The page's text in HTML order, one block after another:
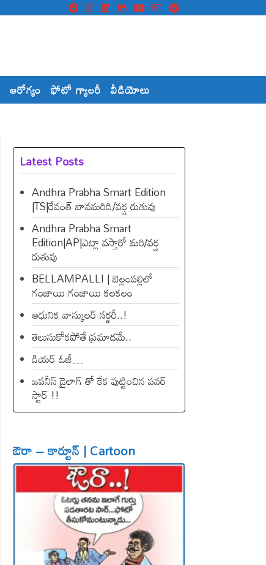
ఆరోగ్యం ఫోటో గ్యాలరీ వీడియోలు
Latest Posts
Andhra Prabha Smart Edition
|TS|రేవంత్​ బావమరిది/వర్ష రుతువు
Andhra Prabha Smart
Edition|AP|ఎట్లా వస్తారో మరి/వర్ష
రుతువు
BELLAMPALLI | బెల్లంపల్లిలో
గంజాయి గంజాయి కలకలం
ఆధునిక వాస్కులర్ సర్జరీ..!
తెలుసుకోకపోతే ప్రమాదమే..
డియ‌ర్ ఓజీ…
జపనీస్ డైలాగ్ తో కేక పుట్టించిన ప‌వ‌ర్
స్టార్ !!
ఔరా – కార్టూన్ | Cartoon